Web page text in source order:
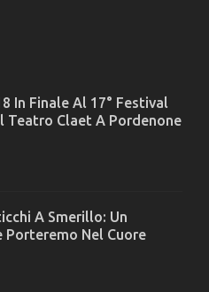
In Finale Al 17° Festival
Teatro Claet A Pordenone
A Smerillo: Un
Porteremo Nel Cuore